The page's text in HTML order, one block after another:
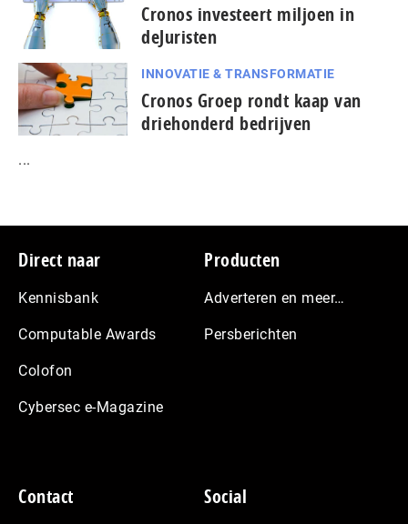
Cronos investeert miljoen in
deJuristen
INNOVATIE & TRANSFORMATIE
Cronos Groep rondt kaap van
driehonderd bedrijven
...
Footer
Direct naar
Kennisbank
Computable Awards
Colofon
Cybersec e-Magazine
Producten
Adverteren en meer…
Persberichten
Contact Social